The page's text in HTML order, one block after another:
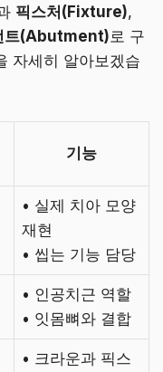
픽스처(Fixture),
트(Abutment)로 구
자세히 알아보겠습
기능
• 실제 치아 모양
재현
• 씹는 기능 담당
• 인공치근 역할
• 잇몸뼈와 결합
• 크라운과 픽스